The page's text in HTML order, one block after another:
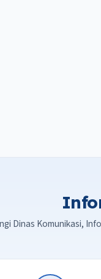
Dinas Komunikasi,